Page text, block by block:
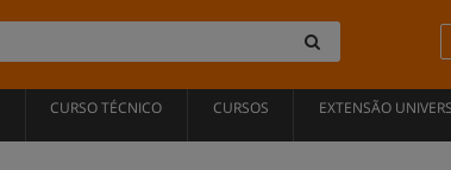
CURSO TÉCNICO CURSOS EXTENSÃO